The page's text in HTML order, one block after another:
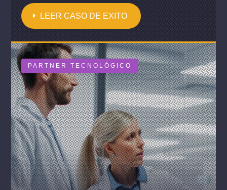
LEER CASO DE EXITO
PARTNER TECNOLÓGICO